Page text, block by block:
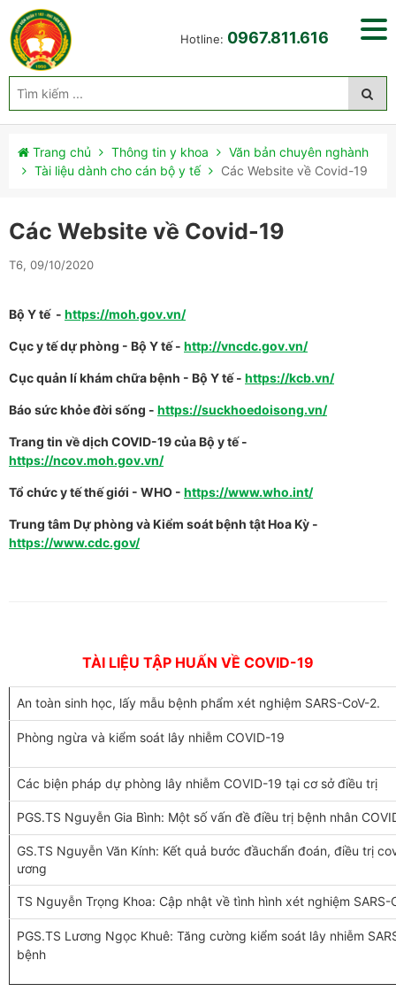
Hotline: 0967.811.616
Trang chủ Thông tin y khoa
Văn bản chuyên nghành
Tài liệu dành cho cán bộ y tế
Các Website về Covid-19
Các Website về Covid-19
T6, 09/10/2020
Bộ Y tế - https://moh.gov.vn/
Cục y tế dự phòng - Bộ Y tế - http://vncdc.gov.vn/
Cục quản lí khám chữa bệnh - Bộ Y tế - https://kcb.vn/
Báo sức khỏe đời sống - https://suckhoedoisong.vn/
Trang tin về dịch COVID-19 của Bộ y tế -
https://ncov.moh.gov.vn/
Tổ chức y tế thế giới - WHO - https://www.who.int/
Trung tâm Dự phòng và Kiểm soát bệnh tật Hoa Kỳ -
https://www.cdc.gov/
TÀI LIỆU TẬP HUẤN VỀ COVID-19
An toàn sinh học, lấy mẫu bệnh phẩm xét nghiệm SARS-CoV-2.
Phòng ngừa và kiểm soát lây nhiễm COVID-19
Các biện pháp dự phòng lây nhiễm COVID-19 tại cơ sở điều trị
PGS.TS Nguyễn Gia Bình: Một số vấn đề điều trị bệnh nhân
GS.TS Nguyễn Văn Kính: Kết quả bước đầuchẩn đoán, điều trị
ương
TS Nguyễn Trọng Khoa: Cập nhật về tình hình xét nghiệm SARS-
PGS.TS Lương Ngọc Khuê: Tăng cường kiểm soát lây nhiễm
bệnh